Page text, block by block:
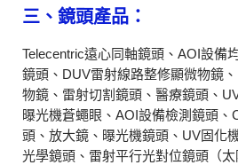
三、鏡頭產品：
Telecentric遠心同軸鏡頭、AOI設備
鏡頭、DUV雷射線路整修顯微物鏡
物鏡、雷射切割鏡頭、醫療鏡頭、
曝光機蒼蠅眼、AOI設備檢測鏡頭
頭、放大鏡、曝光機鏡頭、UV固化
光學鏡頭、雷射平行光對位鏡頭（